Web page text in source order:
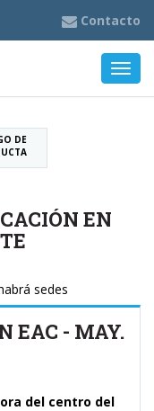
Contacto
DE
EN
sedes
EAC - MAY.
del centro del